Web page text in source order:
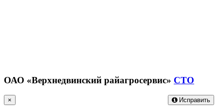
ОАО «Верхнедвинский райагросервис» СТО
Исправить
×